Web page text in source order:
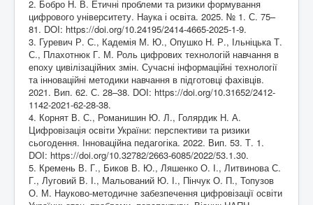
2. Бобро Н. В. Етичні проблеми та ризики формування
цифрового університету. Наука і освіта. 2025. № 1. С. 75–
81. DOI: https://doi.org/10.24195/2414-4665-2025-1-9.
3. Гуревич Р. С., Кадемія М. Ю., Опушко Н. Р., Ільніцька Т.
С., Плахотнюк Г. М. Роль цифрових технологій навчання в
епоху цивілізаційних змін. Сучасні інформаційні технології
та інноваційні методики навчання в підготовці фахівців.
2021. Вип. 62. С. 28–38. DOI: https://doi.org/10.31652/2412-
1142-2021-62-28-38.
4. Корнят В. С., Романишин Ю. Л., Голярдик Н. А.
Цифровізація освіти України: перспективи та ризики
сьогодення. Інноваційна педагогіка. 2022. Вип. 53. Т. 1.
DOI: https://doi.org/10.32782/2663-6085/2022/53.1.30.
5. Кремень В. Г., Биков В. Ю., Ляшенко О. І., Литвинова С.
Г., Луговий В. І., Мальований Ю. І., Пінчук О. П., Топузов
О. М. Науково-методичне забезпечення цифровізації освіти